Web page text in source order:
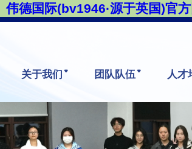
伟德国际(bv1946·源于英国)官
关于我们 团队队伍 人才